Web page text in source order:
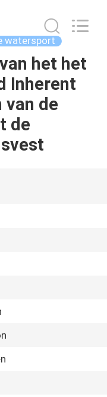
watersport
het het
Inherent
van de
de